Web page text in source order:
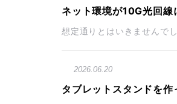
ネット環境が10G光回線
想定通りとはいきませんで
2026.06.20
タブレットスタンドを